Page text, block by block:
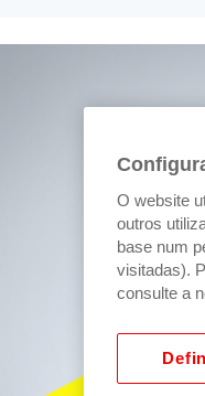
O website
outros
base num
visitadas).
consulte a